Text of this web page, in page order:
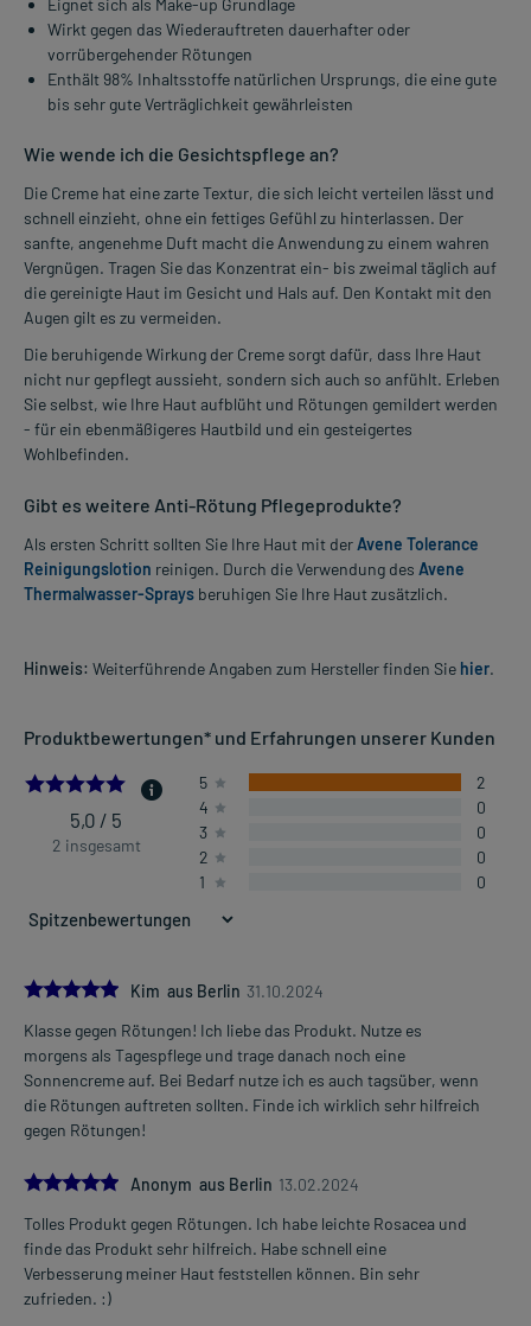
Eignet sich als Make-up Grundlage
Wirkt gegen das Wiederauftreten dauerhafter oder
vorrübergehender Rötungen
Enthält 98% Inhaltsstoffe natürlichen Ursprungs, die eine gute
bis sehr gute Verträglichkeit gewährleisten
Wie wende ich die Gesichtspflege an?
Die Creme hat eine zarte Textur, die sich leicht verteilen lässt und
schnell einzieht, ohne ein fettiges Gefühl zu hinterlassen. Der
sanfte, angenehme Duft macht die Anwendung zu einem wahren
Vergnügen. Tragen Sie das Konzentrat ein- bis zweimal täglich auf
die gereinigte Haut im Gesicht und Hals auf. Den Kontakt mit den
Augen gilt es zu vermeiden.
Die beruhigende Wirkung der Creme sorgt dafür, dass Ihre Haut
nicht nur gepflegt aussieht, sondern sich auch so anfühlt. Erleben
Sie selbst, wie Ihre Haut aufblüht und Rötungen gemildert werden
- für ein ebenmäßigeres Hautbild und ein gesteigertes
Wohlbefinden.
Gibt es weitere Anti-Rötung Pflegeprodukte?
Als ersten Schritt sollten Sie Ihre Haut mit derAvene Tolerance
Reinigungslotion reinigen. Durch die Verwendung des Avene
Thermalwasser-Sprays beruhigen Sie Ihre Haut zusätzlich.
Hinweis: Weiterführende Angaben zum Hersteller finden Sie hier.
Produktbewertungen* und Erfahrungen unserer Kunden
5.0
5,0 / 5
2 insgesamt
5
2
4
0
3
0
2
0
1
0
5.0
Kim aus Berlin 31.10.2024
Klasse gegen Rötungen! Ich liebe das Produkt. Nutze es
morgens als Tagespflege und trage danach noch eine
Sonnencreme auf. Bei Bedarf nutze ich es auch tagsüber, wenn
die Rötungen auftreten sollten. Finde ich wirklich sehr hilfreich
gegen Rötungen!
5.0Anonym aus Berlin 13.02.2024
Tolles Produkt gegen Rötungen. Ich habe leichte Rosacea und
finde das Produkt sehr hilfreich. Habe schnell eine
Verbesserung meiner Haut feststellen können. Bin sehr
zufrieden. :)